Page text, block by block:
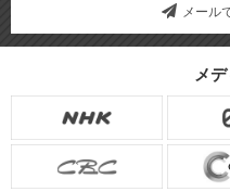
メール
メ